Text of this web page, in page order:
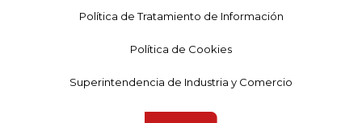
Política de Tratamiento de Información
Política de Cookies
Superintendencia de Industria y Comercio